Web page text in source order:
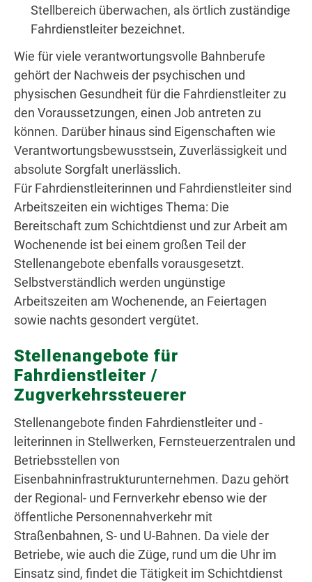
Stellbereich überwachen, als örtlich zuständige
Fahrdienstleiter bezeichnet.
Wie für viele verantwortungsvolle Bahnberufe
gehört der Nachweis der psychischen und
physischen Gesundheit für die Fahrdienstleiter zu
den Voraussetzungen, einen Job antreten zu
können. Darüber hinaus sind Eigenschaften wie
Verantwortungsbewusstsein, Zuverlässigkeit und
absolute Sorgfalt unerlässlich.
Für Fahrdienstleiterinnen und Fahrdienstleiter sind
Arbeitszeiten ein wichtiges Thema: Die
Bereitschaft zum Schichtdienst und zur Arbeit am
Wochenende ist bei einem großen Teil der
Stellenangebote ebenfalls vorausgesetzt.
Selbstverständlich werden ungünstige
Arbeitszeiten am Wochenende, an Feiertagen
sowie nachts gesondert vergütet.
Stellenangebote für
Fahrdienstleiter /
Zugverkehrssteuerer
Stellenangebote finden Fahrdienstleiter und -
leiterinnen in Stellwerken, Fernsteuerzentralen und
Betriebsstellen von
Eisenbahninfrastrukturunternehmen. Dazu gehört
der Regional- und Fernverkehr ebenso wie der
öffentliche Personennahverkehr mit
Straßenbahnen, S- und U-Bahnen. Da viele der
Betriebe, wie auch die Züge, rund um die Uhr im
Einsatz sind, findet die Tätigkeit im Schichtdienst